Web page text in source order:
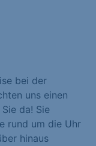
bei der
uns einen
da! Sie
rund um die Uhr
hinaus